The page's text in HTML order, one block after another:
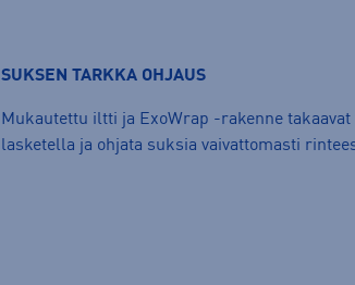
SUKSEN TARKKA OHJAUS
Mukautettu iltti ja ExoWrap -rakenne
lasketella ja ohjata suksia vaivattomasti